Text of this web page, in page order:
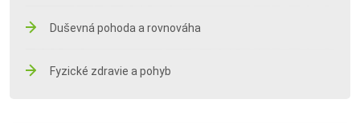
Duševná pohoda a rovnováha
Fyzické zdravie a pohyb